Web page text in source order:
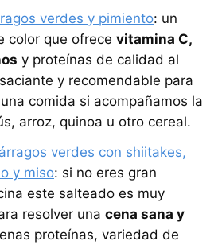
verdes y pimiento: un
color que ofrece vitamina C,
y proteínas de calidad al
y recomendable para
comida si acompañamos la
arroz, quinoa u otro cereal.
verdes con shiitakes,
y miso: si no eres gran
este salteado es muy
resolver una cena sana y
proteínas, variedad de